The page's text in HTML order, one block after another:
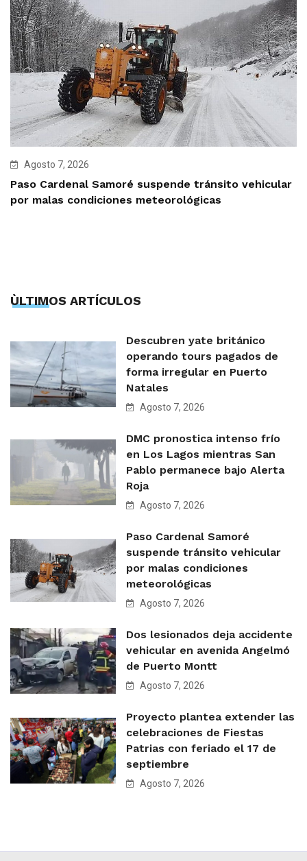
Agosto 7, 2026
Paso Cardenal Samoré suspende tránsito vehicular
por malas condiciones meteorológicas
ÙLTIMOS ARTÍCULOS
Descubren yate británico
operando tours pagados de
forma irregular en Puerto
Natales
Agosto 7, 2026
DMC pronostica intenso frío
en Los Lagos mientras San
Pablo permanece bajo Alerta
Roja
Agosto 7, 2026
Paso Cardenal Samoré
suspende tránsito vehicular
por malas condiciones
meteorológicas
Agosto 7, 2026
Dos lesionados deja accidente
vehicular en avenida Angelmó
de Puerto Montt
Agosto 7, 2026
Proyecto plantea extender las
celebraciones de Fiestas
Patrias con feriado el 17 de
septiembre
Agosto 7, 2026